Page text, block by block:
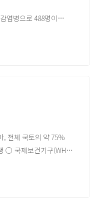
염병으로 488명이
시의 뎅기열환자는
글로피드-알 코리아
전체 국토의 약 75%
○ 국제보건기구(WHO)
에 발생하고 있는